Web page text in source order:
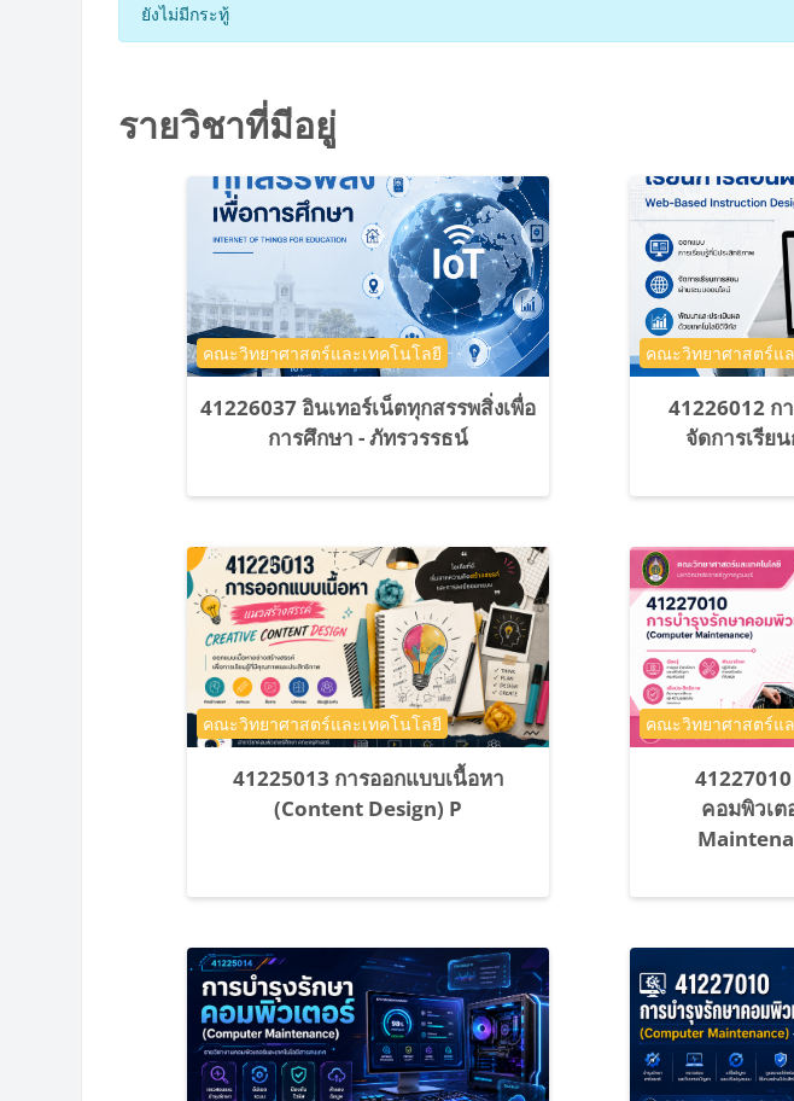
ยังไม่มีกระทู้
รายวิชาที่มีอยู่
41226037 อินเทอร์เน็ตทุกสรรพสิ่งเพื่อ
การศึกษา - ภัทรวรรธน์
ประเภทของรายวิชา
คณะวิทยาศาสตร์และเทคโนโลยี
41226012 ก
จัดการเรีย
ประเภทของรายวิชา
คณะวิทยาศาสตร์แ
41225013 การออกแบบเนื้อหา
(Content Design) P
ประเภทของรายวิชา
คณะวิทยาศาสตร์และเทคโนโลยี
คอมพิวเ
ประเภทของรายวิชา
คณะวิทยาศาสตร์แ